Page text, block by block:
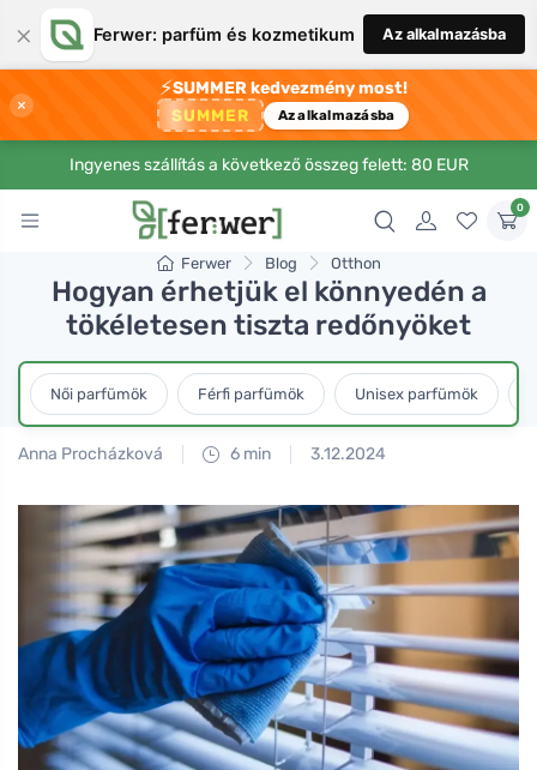
× Ferwer: parfüm és kozmetikum Az alkalmazásba
×
⚡SUMMER kedvezmény most!
SUMMER Az alkalmazásba
Ingyenes szállítás a következő összeg felett: 80 EUR
0
Ferwer Blog Otthon
Hogyan érhetjük el könnyedén a
tökéletesen tiszta redőnyöket
Női parfümök Férfi parfümök Unisex parfümök
Anna Procházková 6 min 3.12.2024